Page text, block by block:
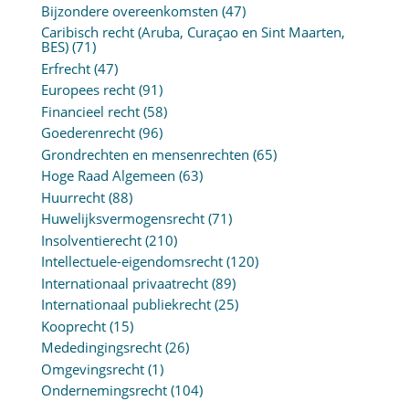
Bijzondere overeenkomsten (47)
Caribisch recht (Aruba, Curaçao en Sint Maarten,
BES)(71)
Erfrecht(47)
Europees recht(91)
Financieel recht(58)
Goederenrecht(96)
Grondrechten en mensenrechten (65)
Hoge Raad Algemeen (63)
Huurrecht(88)
Huwelijksvermogensrecht(71)
Insolventierecht(210)
Intellectuele-eigendomsrecht(120)
Internationaal privaatrecht(89)
Internationaal publiekrecht(25)
Kooprecht(15)
Mededingingsrecht(26)
Omgevingsrecht(1)
Ondernemingsrecht(104)